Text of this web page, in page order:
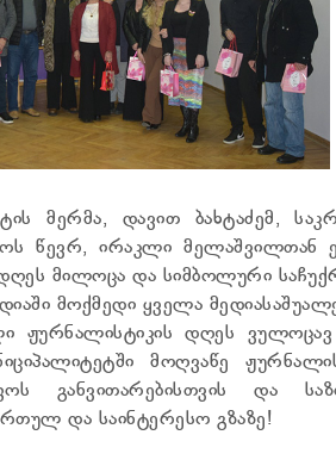
მერმა, დავით ბახტაძემ,
წევრ, ირაკლი მელაშვილთან
მილოცა და სიმბოლური
მოქმედი ყველა
ჟურნალისტიკის დღეს ვულოცავ
მოღვაწე
განვითარებისთვის და
რთულ და საინტერესო გზაზე!